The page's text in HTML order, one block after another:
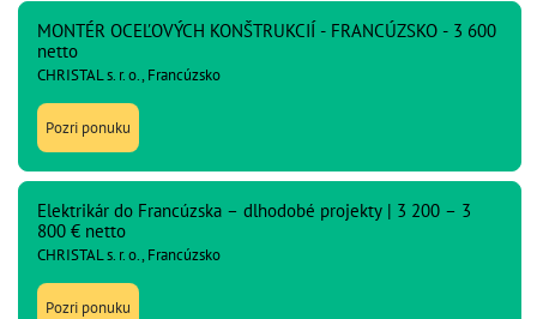
MONTÉR OCEĽOVÝCH KONŠTRUKCIÍ - FRANCÚZSKO - 3 600
netto
CHRISTAL s. r. o., Francúzsko
Pozri ponuku
Elektrikár do Francúzska – dlhodobé projekty | 3 200 – 3
800 € netto
CHRISTAL s. r. o., Francúzsko
Pozri ponuku